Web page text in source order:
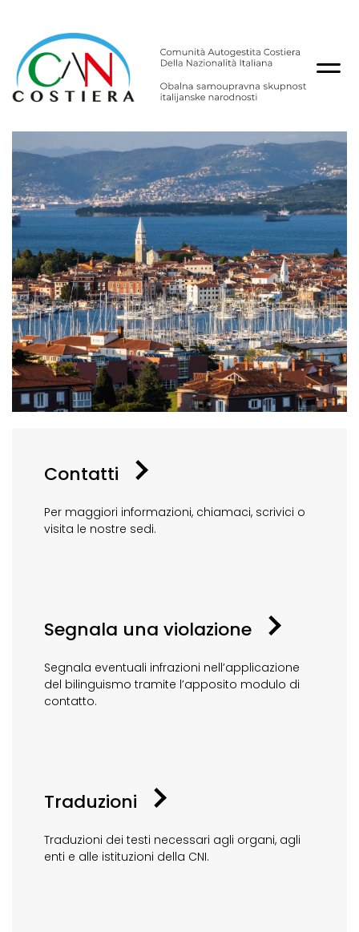
Contatti
Per maggiori informazioni, chiamaci, scrivici o
visita le nostre sedi.
Segnala una violazione
Segnala eventuali infrazioni nell’applicazione
del bilinguismo tramite l’apposito modulo di
contatto.
Traduzioni
Traduzioni dei testi necessari agli organi, agli
enti e alle istituzioni della CNI.